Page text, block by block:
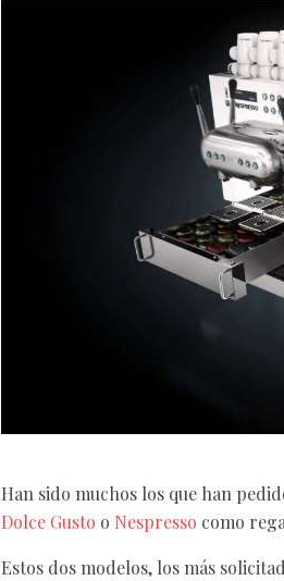
Han sido muchos los que han
Dolce Gusto o Nespresso como
Estos dos modelos, los más